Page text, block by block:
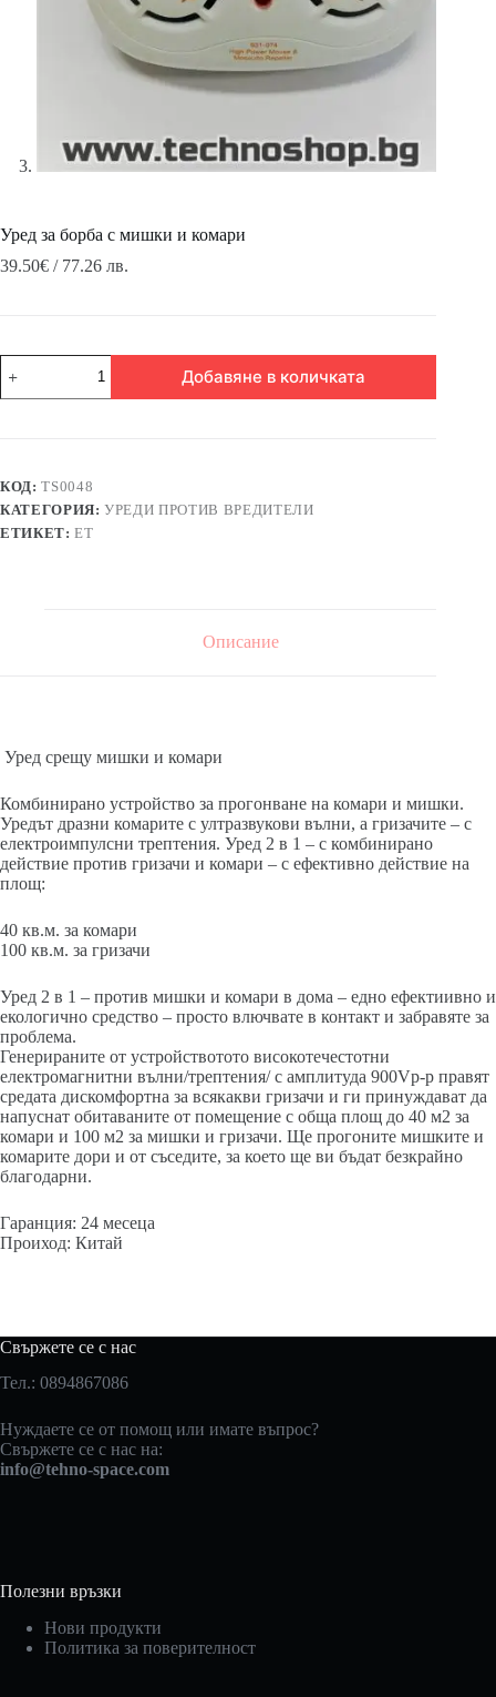
Уред за борба с мишки и комари
39.50€ / 77.26 лв.
количество
за
Уред
и
комари
Добавяне в количката
КОД:TS0048
КАТЕГОРИЯ:УРЕДИ ПРОТИВ ВРЕДИТЕЛИ
ЕТИКЕТ:ЕТ
Описание
Уред срещу мишки и комари
Комбинирано устройство за прогонване на комари и мишки.
Уредът дразни комарите с ултразвукови вълни, а гризачите – с
електроимпулсни трептения. Уред 2 в 1 – с комбинирано
действие против гризачи и комари – с ефективно действие на
площ:
40 кв.м. за комари
100 кв.м. за гризачи
Уред 2 в 1 – против мишки и комари в дома – едно ефектиивно и
екологично средство – просто влючвате в контакт и забравяте за
проблема.
Генерираните от устройствотото високотечестотни
електромагнитни вълни/трептения/ с амплитуда 900Vp-p правят
средата дискомфортна за всякакви гризачи и ги принуждават да
напуснат обитаваните от помещение с обща площ до 40 м2 за
комари и 100 м2 за мишки и гризачи. Ще прогоните мишките и
комарите дори и от съседите, за което ще ви бъдат безкрайно
благодарни.
Гаранция: 24 месеца
Проиход: Китай
Свържете се с нас
Тел.: 0894867086
Нуждаете се от помощ или имате въпрос?
Свържете се с нас на:
info@tehno-space.com
Полезни връзки
Нови продукти
Политика за поверителност